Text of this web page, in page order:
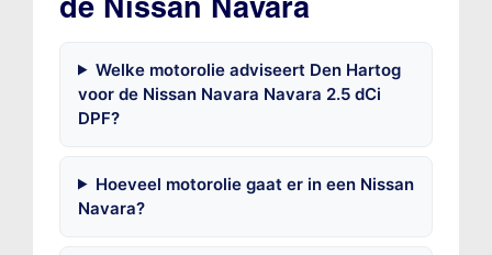
Welke motorolie adviseert Den Hartog
voor de Nissan Navara Navara 2.5 dCi
DPF?
Hoeveel motorolie gaat er in een Nissan
Navara?